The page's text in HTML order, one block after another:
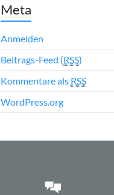
Meta
Anmelden
Beitrags-Feed (RSS)
Kommentare als RSS
WordPress.org